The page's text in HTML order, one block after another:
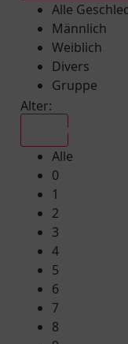
Alle
Männlich
Weiblich
Divers
Gruppe
Alter:
Alle
0
1
2
3
4
5
6
7
8